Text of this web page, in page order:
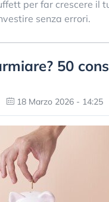
per far crescere il
senza errori.
50
18 Marzo 2026 - 14:25